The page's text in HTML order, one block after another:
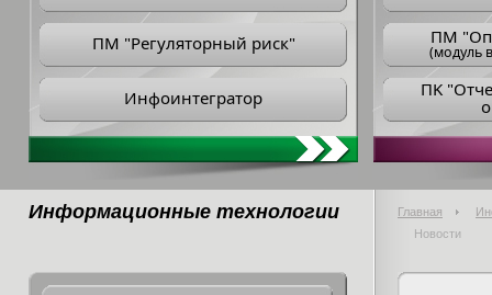
ПМ "Регуляторный риск"
Инфоинтегратор
ПM
(модуль
ПK
Информационные технологии Главная
Новости